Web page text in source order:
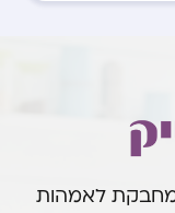
מחבקת לאמהות